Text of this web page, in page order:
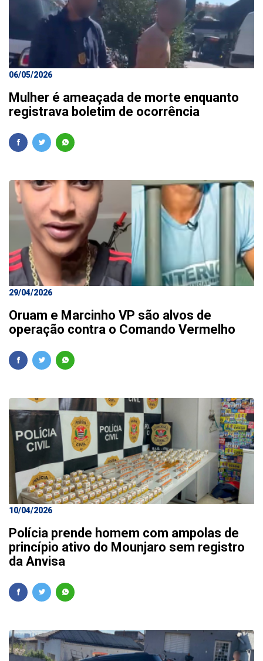
06/05/2026
Mulher é ameaçada de morte enquanto
registrava boletim de ocorrência
29/04/2026
Oruam e Marcinho VP são alvos de
operação contra o Comando Vermelho
10/04/2026
Polícia prende homem com ampolas de
princípio ativo do Mounjaro sem registro
da Anvisa